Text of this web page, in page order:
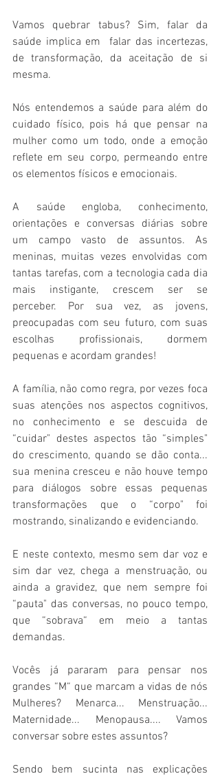
Vamos quebrar tabus? Sim, falar da
saúde implica em  falar das incertezas,
de transformação, da aceitação de si
mesma.
Nós entendemos a saúde para além do
cuidado físico, pois há que pensar na
mulher como um todo, onde a emoção
reflete em seu corpo, permeando entre
os elementos físicos e emocionais.
A saúde engloba, conhecimento,
orientações e conversas diárias sobre
um campo vasto de assuntos. As
meninas, muitas vezes envolvidas com
tantas tarefas, com a tecnologia cada dia
mais instigante, crescem ser se
perceber. Por sua vez, as jovens,
preocupadas com seu futuro, com suas
escolhas profissionais, dormem
pequenas e acordam grandes!
A família, não como regra, por vezes foca
suas atenções nos aspectos cognitivos,
no conhecimento e se descuida de
“cuidar" destes aspectos tão “simples"
do crescimento, quando se dão conta...
sua menina cresceu e não houve tempo
para diálogos sobre essas pequenas
transformações que o “corpo" foi
mostrando, sinalizando e evidenciando.
E neste contexto, mesmo sem dar voz e
sim dar vez, chega a menstruação, ou
ainda a gravidez, que nem sempre foi
“pauta" das conversas, no pouco tempo,
que “sobrava“ em meio a tantas
demandas.
Vocês já pararam para pensar nos
grandes “M“ que marcam a vidas de nós
Mulheres? Menarca... Menstruação...
Maternidade... Menopausa.... Vamos
conversar sobre estes assuntos?
Sendo bem sucinta nas explicações